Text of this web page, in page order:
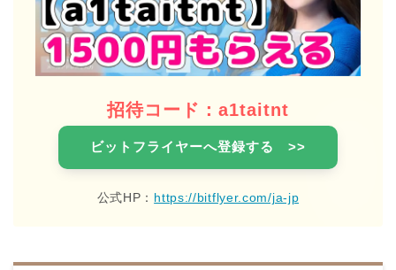
招待コード：a1taitnt
ビットフライヤーへ登録する >>
公式HP： https://bitflyer.com/ja-jp